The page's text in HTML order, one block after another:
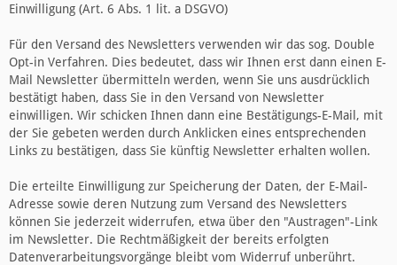
Einwilligung (Art. 6 Abs. 1 lit. a DSGVO)
Für den Versand des Newsletters verwenden wir das sog. Double
Opt-in Verfahren. Dies bedeutet, dass wir Ihnen erst dann einen E-
Mail Newsletter übermitteln werden, wenn Sie uns ausdrücklich
bestätigt haben, dass Sie in den Versand von Newsletter
einwilligen. Wir schicken Ihnen dann eine Bestätigungs-E-Mail, mit
der Sie gebeten werden durch Anklicken eines entsprechenden
Links zu bestätigen, dass Sie künftig Newsletter erhalten wollen.
Die erteilte Einwilligung zur Speicherung der Daten, der E-Mail-
Adresse sowie deren Nutzung zum Versand des Newsletters
können Sie jederzeit widerrufen, etwa über den "Austragen"-Link
im Newsletter. Die Rechtmäßigkeit der bereits erfolgten
Datenverarbeitungsvorgänge bleibt vom Widerruf unberührt.